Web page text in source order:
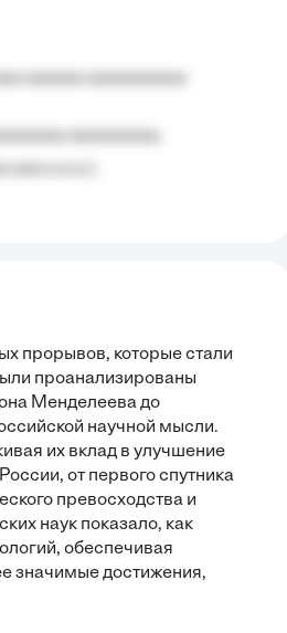
прорывов, которые стали
проанализированы
Менделеева до
научной мысли.
их вклад в улучшение
от первого спутника
превосходства и
наук показало, как
обеспечивая
значимые достижения,